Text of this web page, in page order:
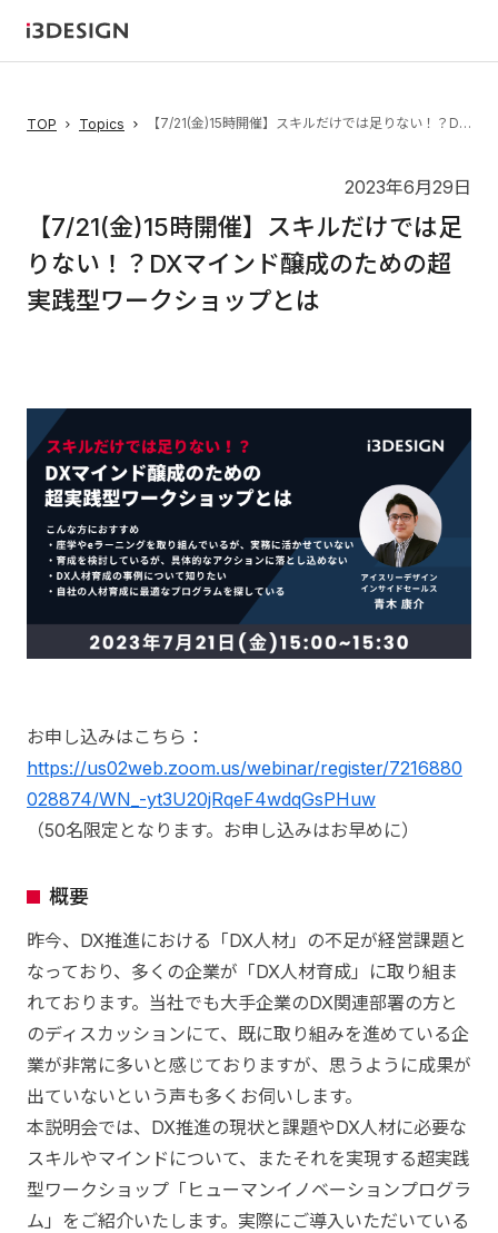
TOP Topics 【7/21(金)15時開催】スキルだけでは足りない！？DXマインド醸成のための超実践型ワークショップとは
2023年6月29日
【7/21(金)15時開催】スキルだけでは足
りない！？DXマインド醸成のための超
実践型ワークショップとは
お申し込みはこちら：
https://us02web.zoom.us/webinar/register/7216880
028874/WN_-yt3U20jRqeF4wdqGsPHuw
（50名限定となります。お申し込みはお早めに）
概要
昨今、DX推進における「DX人材」の不足が経営課題と
なっており、多くの企業が「DX人材育成」に取り組ま
れております。当社でも大手企業のDX関連部署の方と
のディスカッションにて、既に取り組みを進めている企
業が非常に多いと感じておりますが、思うように成果が
出ていないという声も多くお伺いします。
本説明会では、DX推進の現状と課題やDX人材に必要な
スキルやマインドについて、またそれを実現する超実践
型ワークショップ「ヒューマンイノベーションプログラ
ム」をご紹介いたします。実際にご導入いただいている